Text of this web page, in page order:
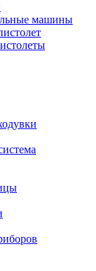
машины